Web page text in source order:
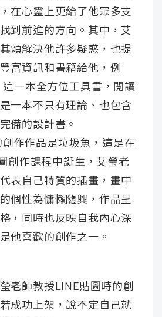
在心靈上更給了他眾多支
到前進的方向。其中，艾
煩解決他許多疑惑，也提
富資訊和書籍給他，例
一本全方位工具書，閱讀
一本不只有理論、也包含
備的設計書。
作作品是垃圾魚，這是在
創作課程中誕生，艾瑩老
表自己特質的插畫，畫中
個性為慵懶隨興，作品呈
，同時也反映自我內心深
他喜歡的創作之一。
老師教授LINE貼圖時的創
成功上架，說不定自己就